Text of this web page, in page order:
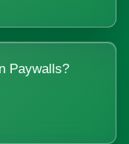
Paywalls?